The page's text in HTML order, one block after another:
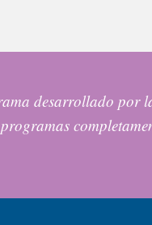
desarrollado por